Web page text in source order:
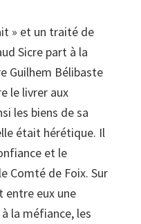
» et un traité de
Sicre part à la
Guilhem Bélibaste
le livrer aux
les biens de sa
était hérétique. Il
et le
Comté de Foix. Sur
entre eux une
la méfiance, les